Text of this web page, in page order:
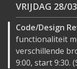
VRIJDAG 28/03
Code/Design
functionaliteit
verschillende
9:00, start 9:30.